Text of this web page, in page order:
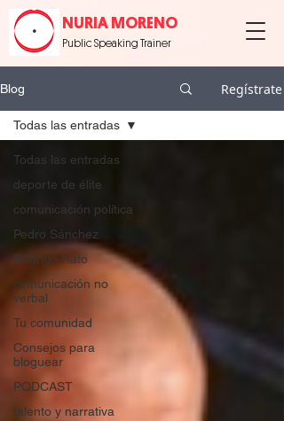
NURIA MORENO
Public Speaking Trainer
Blog Regístrate
Todas las entradas
deporte de élite
comunicación política
Pedro Sánchez
Rodrigo Rato
comunicación no
verbal
Tu comunidad
Consejos para
bloguear
PODCAST
talento y narrativa
Todas las entradas